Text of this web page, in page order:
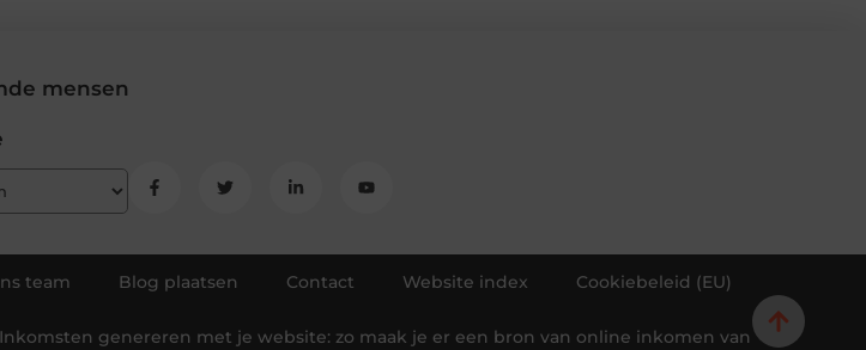
mensen
team Blog plaatsen Contact Website index Cookiebeleid (EU)
Inkomsten genereren met je website: zo maak je er een bron van online inkomen van